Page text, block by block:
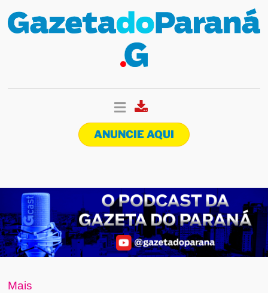
ANUNCIE AQUI
Mais